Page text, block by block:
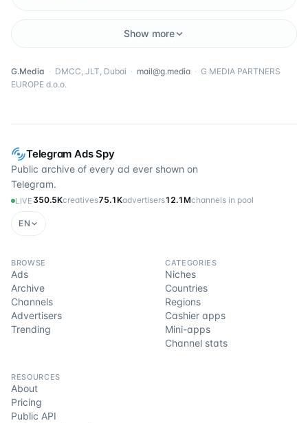
Telegram Ads Spy
Public archive of every ad ever shown on
Telegram.
LIVE 350.5Kcreatives75.1Kadvertisers12.1Mchannels in pool
EN
BROWSE
Ads
Archive
Channels
Advertisers
Trending
CATEGORIES
Niches
Countries
Regions
Cashier apps
Mini-apps
Channel stats
RESOURCES
About
Pricing
Public API
Show more
G.Media · DMCC, JLT, Dubai · mail@g.media · G MEDIA PARTNERS
EUROPE d.o.o.